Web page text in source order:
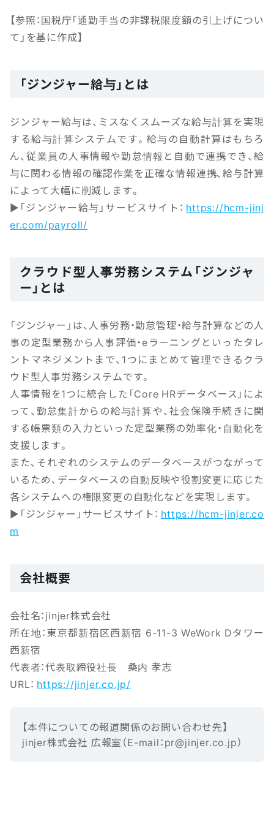
【参照：国税庁「通勤手当の非課税限度額の引上げについ
て」を基に作成】
「ジンジャー給与」とは
ジンジャー給与は、ミスなくスムーズな給与計算を実現
する給与計算システムです。給与の自動計算はもちろ
ん、従業員の人事情報や勤怠情報と自動で連携でき、給
与に関わる情報の確認作業を正確な情報連携、給与計算
によって大幅に削減します。
▶「ジンジャー給与」サービスサイト： https://hcm-jinj
er.com/payroll/
クラウド型人事労務システム「ジンジャ
ー」とは
「ジンジャー」は、人事労務・勤怠管理・給与計算などの人
事の定型業務から人事評価・eラーニングといったタレ
ントマネジメントまで、1つにまとめて管理できるクラ
ウド型人事労務システムです。
人事情報を1つに統合した「Core HRデータベース」によ
って、勤怠集計からの給与計算や、社会保険手続きに関
する帳票類の入力といった定型業務の効率化・自動化を
支援します。
また、それぞれのシステムのデータベースがつながって
いるため、データベースの自動反映や役割変更に応じた
各システムへの権限変更の自動化などを実現します。
▶「ジンジャー」サービスサイト： https://hcm-jinjer.co
m
会社概要
会社名：jinjer株式会社
所在地：東京都新宿区西新宿 6-11-3 WeWork Dタワー
西新宿
代表者：代表取締役社長 桑内 孝志
URL： https://jinjer.co.jp/
【本‌件‌に‌つ‌い‌ての報‌道‌関‌係‌の‌お‌問‌い‌合‌わ‌せ先】‌ ‌
jinjer株式会社 広報室（E-mail‌：‌pr@jinjer.co.jp）